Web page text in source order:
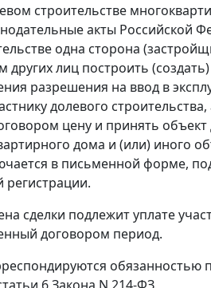
строительстве
акты Российской
одна сторона
лиц построить (создать)
разрешения на ввод в
долевого строительства,
цену и принять объект
дома и (или) иного
в письменной форме,
регистрации.
сделки подлежит уплате
договором период.
обязанностью